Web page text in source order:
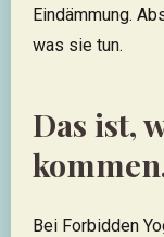
Eindämmung.
was sie tun.
Das ist,
Bei Forbidden